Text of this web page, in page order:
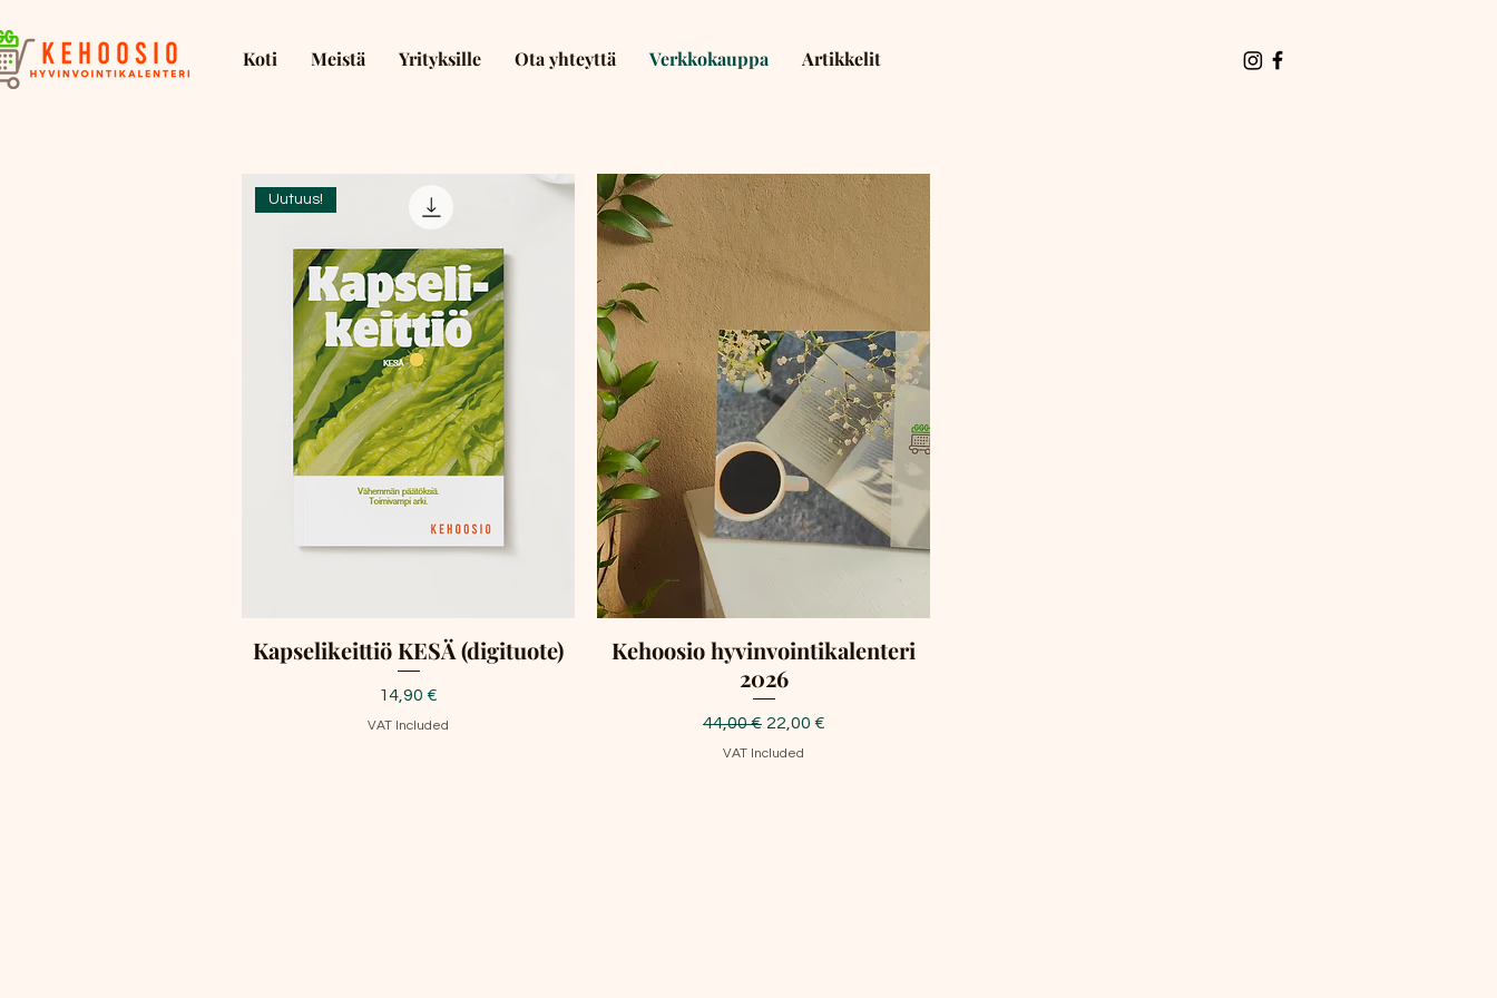
Koti Meistä Yrityksille Ota yhteyttä Verkkokauppa Artikkelit
Uutuus!
Kapselikeittiö KESÄ (digituote)
Price
14,90 €
VAT Included
Kehoosio hyvinvointikalenteri
2026
Regular Price
44,00 € Sale Price
22,00 €
VAT Included